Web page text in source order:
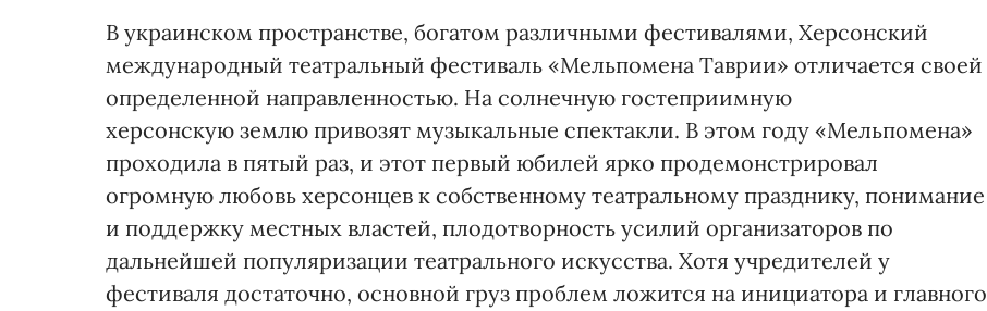
В украинском пространстве, богатом различными фестивалями, Херсонский
международный театральный фестиваль «Мельпомена Таврии» отличается своей
определенной направленностью. На солнечную гостеприимную
херсонскую землю привозят музыкальные спектакли. В этом году «Мельпомена»
проходила в пятый раз, и этот первый юбилей ярко продемонстрировал
огромную любовь херсонцев к собственному театральному празднику, понимание
и поддержку местных властей, плодотворность усилий организаторов по
дальнейшей популяризации театрального искусства. Хотя учредителей у
фестиваля достаточно, основной груз проблем ложится на инициатора и главного